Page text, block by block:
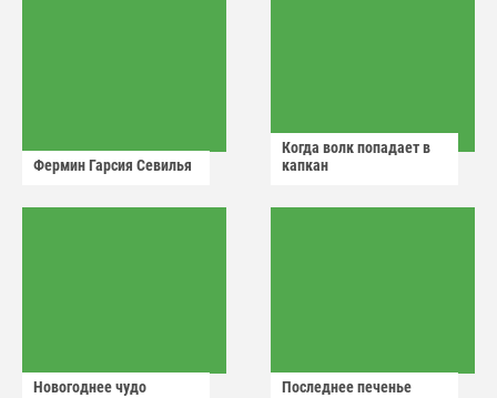
Фермин Гарсия Севилья
Когда волк попадает в
капкан
Новогоднее чудо Последнее печенье